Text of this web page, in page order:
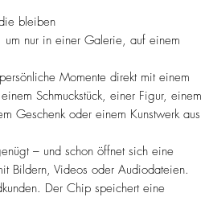
bleiben
um nur in einer Galerie, auf einem
Momente direkt mit einem
Schmuckstück, einer Figur, einem
Geschenk oder einem Kunstwerk aus
– und schon öffnet sich eine
Bildern, Videos oder Audiodateien.
Der Chip speichert eine